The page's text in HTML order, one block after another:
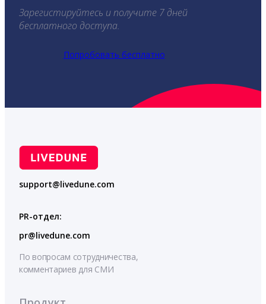
Зарегистируйтесь и получите 7 дней
бесплатного доступа.
Попробовать бесплатно
support@livedune.com
PR-отдел:
pr@livedune.com
По вопросам сотрудничества,
комментариев для СМИ